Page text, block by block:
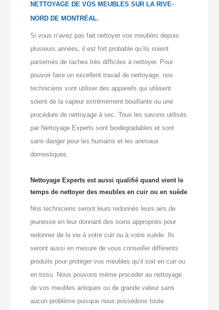
NETTOYAGE DE VOS MEUBLES SUR LA RIVE-
NORD DE MONTRÉAL.
Si vous n’avez pas fait nettoyer vos meubles depuis
plusieurs années, il est fort probable qu’ils soient
parsemés de taches très difficiles à nettoyer. Pour
pouvoir faire un excellent travail de nettoyage, nos
techniciens vont utiliser des appareils qui utilisent
soient de la vapeur extrêmement bouillante ou une
procédure de nettoyage à sec. Tous les savons utilisés
par Nettoyage Experts sont biodégradables et sont
sans danger pour les humains et les animaux
domestiques.
Nettoyage Experts est aussi qualifié quand vient le
temps de nettoyer des meubles en cuir ou en suède
Nos techniciens seront leurs redonnés leurs airs de
jeunesse en leur donnant des soins appropriés pour
redonner de la vie à votre cuir ou à votre suède. Ils
seront aussi en mesure de vous conseiller différents
produits pour protéger vos meubles qu’il soit en cuir ou
en tissu. Nous pouvons même procéder au nettoyage
de vos meubles antiques ou de grande valeur sans
aucun problème puisque nous possédons toute